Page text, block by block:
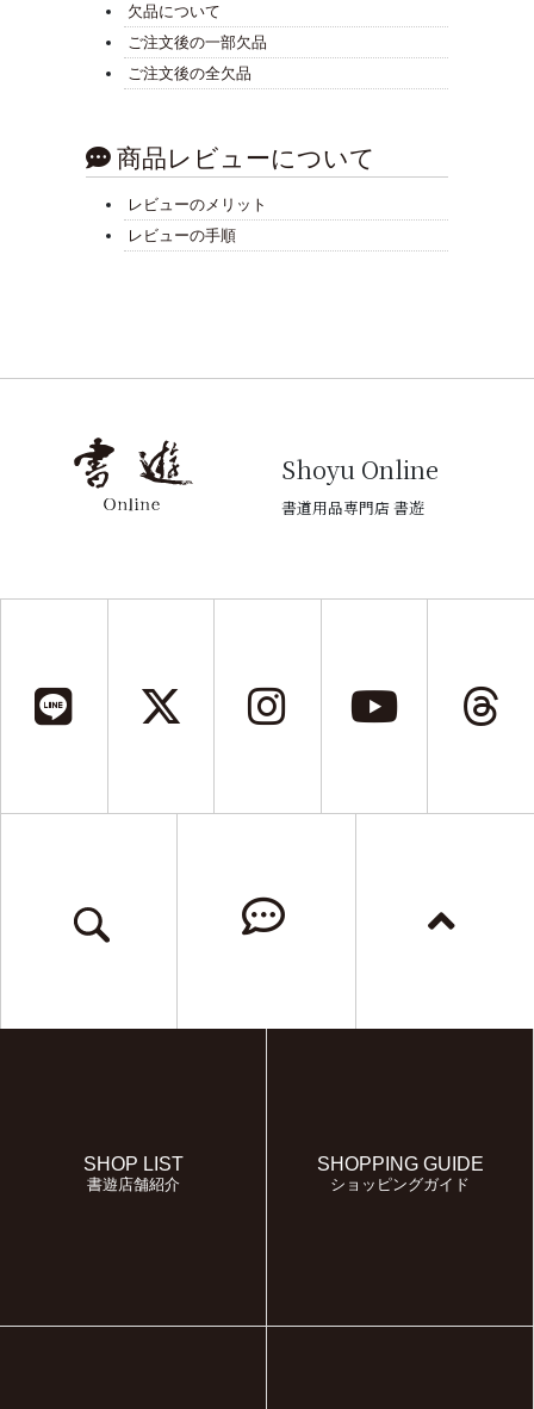
欠品について
ご注文後の一部欠品
ご注文後の全欠品
商品レビューについて
レビューのメリット
レビューの手順
Shoyu Online
書道用品専門店 書遊
SHOP LIST
書遊店舗紹介
SHOPPING GUIDE
ショッピングガイド